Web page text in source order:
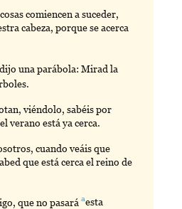
comiencen a suceder,
cabeza, porque se acerca
una parábola: Mirad la
viéndolo, sabéis por
verano está ya cerca.
cuando veáis que
que está cerca el reino de
que no pasaráaesta